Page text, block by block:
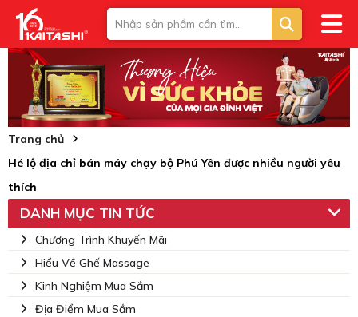
Trang chủ
Hé lộ địa chỉ bán máy chạy bộ Phú Yên được nhiều người yêu
thích
DANH MỤC TIN TỨC
Chương Trình Khuyến Mãi
Hiểu Về Ghế Massage
Kinh Nghiệm Mua Sắm
Địa Điểm Mua Sắm